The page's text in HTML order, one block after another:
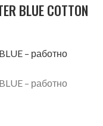
BLUE COTTON